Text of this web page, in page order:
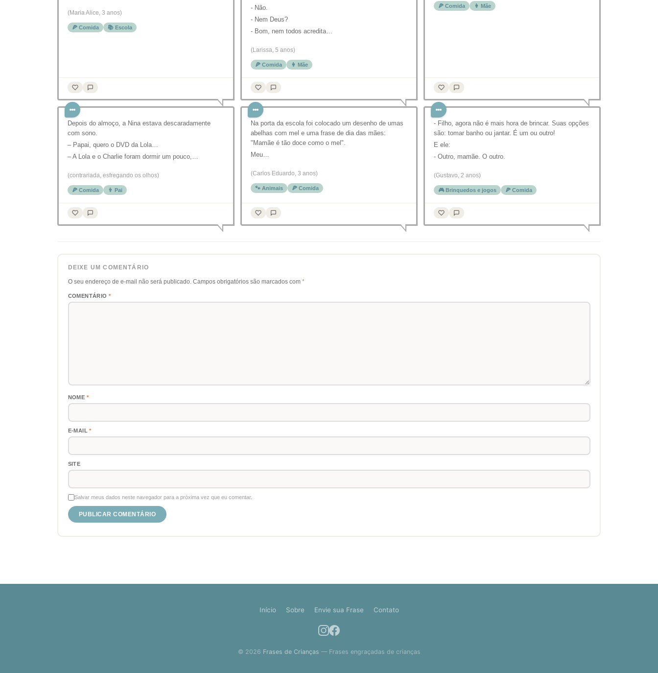
(Maria Alice, 3 anos)
🍕 Comida 📚 Escola
- Não.
- Nem Deus?
- Bom, nem todos acredita…
(Larissa, 5 anos)
🍕 Comida 👩 Mãe
🍕 Comida 👩 Mãe
Depois do almoço, a Nina estava descaradamente
com sono.
– Papai, quero o DVD da Lola…
– A Lola e o Charlie foram dormir um pouco,…
(contrariada, esfregando os olhos)
🍕 Comida 👨 Pai
Na porta da escola foi colocado um desenho de umas
abelhas com mel e uma frase de dia das mães:
"Mamãe é tão doce como o mel".
Meu…
(Carlos Eduardo, 3 anos)
🐾 Animais 🍕 Comida
- Filho, agora não é mais hora de brincar. Suas opções
são: tomar banho ou jantar. É um ou outro!
E ele:
- Outro, mamãe. O outro.
(Gustavo, 2 anos)
🎮 Brinquedos e jogos 🍕 Comida
DEIXE UM COMENTÁRIO
O seu endereço de e-mail não será publicado. Campos obrigatórios são marcados com *
COMENTÁRIO *
NOME *
E-MAIL*
SITE
Salvar meus dados neste navegador para a próxima vez que eu comentar.
Início Sobre Envie sua Frase Contato
© 2026 Frases de Crianças — Frases engraçadas de crianças